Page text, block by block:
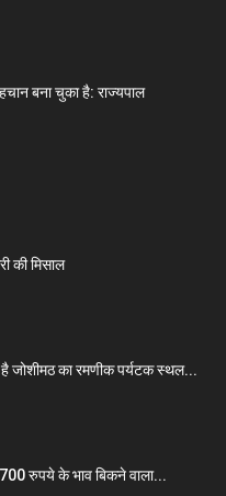
बना चुका है: राज्यपाल
की मिसाल
का रमणीक पर्यटक स्थल...
700 रुपये के भाव बिकने वाला...